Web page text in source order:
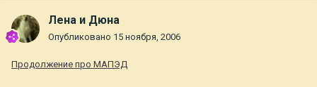
Лена и Дюна
Опубликовано 15 ноября, 2006
Продолжение про МАПЭД